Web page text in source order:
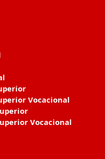
Vocacional
Vocacional